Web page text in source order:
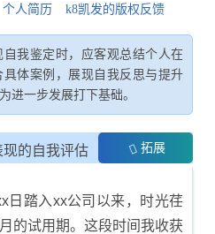
个人简历 k8凯发的版权反馈
自我鉴定时，应客观总结个人在
体案例，展现自我反思与提升
进一步发展打下基础。
的自我评估 拓展
日踏入xx公司以来，时光荏
的试用期。这段时间我收获